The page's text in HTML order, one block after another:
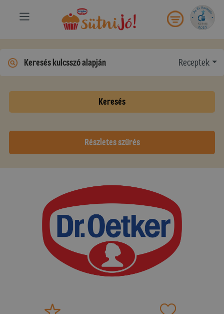
Receptek
Keresés
Részletes szűrés